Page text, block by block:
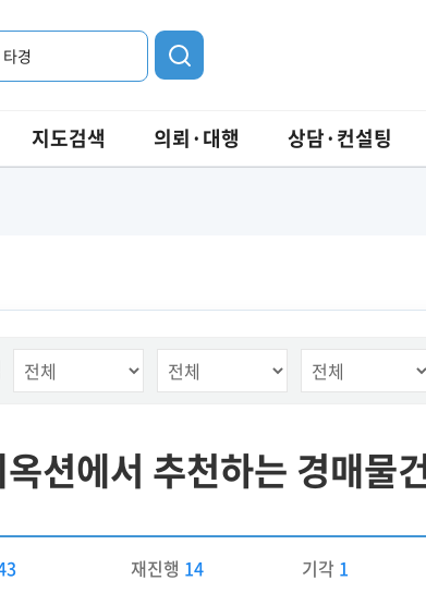
타경
지도검색 의뢰·대행 상담·컨설팅
션에서 추천하는 경매물
재진행 14 기각 1